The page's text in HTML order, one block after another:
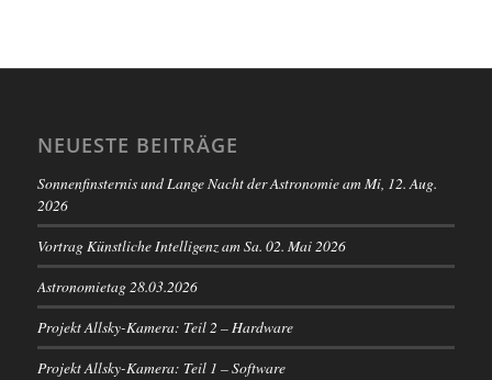
NEUESTE BEITRÄGE
Sonnenfinsternis und Lange Nacht der Astronomie am Mi, 12. Aug.
2026
Vortrag Künstliche Intelligenz am Sa. 02. Mai 2026
Astronomietag 28.03.2026
Projekt Allsky-Kamera: Teil 2 – Hardware
Projekt Allsky-Kamera: Teil 1 – Software